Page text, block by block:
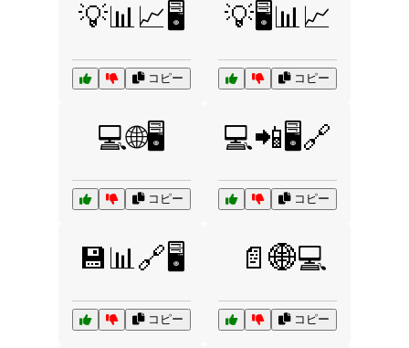
💡📊📈🖥️
コピー
💡🖥️📊📈
コピー
💻🌐🖥️
コピー
💻📲🖥️🔗
コピー
💾📊🔗🖥️
コピー
📄🌐💻
コピー